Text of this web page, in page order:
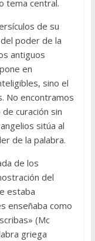
tema central.
de su
poder de la
antiguos
en
sino el
No encontramos
curación sin
sitúa al
de la palabra.
de los
del
estaba
enseñaba como
(Mc
griega